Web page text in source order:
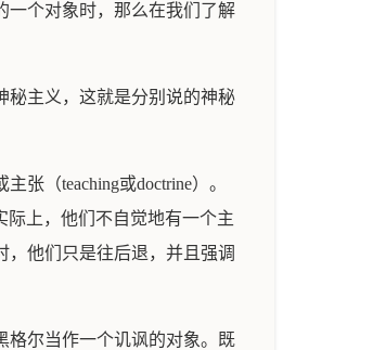
一个对象时，那么在我们了解
秘主义，这就是分别说的神秘
张（teaching或doctrine）。
际上，他们不自觉地有一个主
他们只是往后退，并且强调
格尔当作一个讥讽的对象。既